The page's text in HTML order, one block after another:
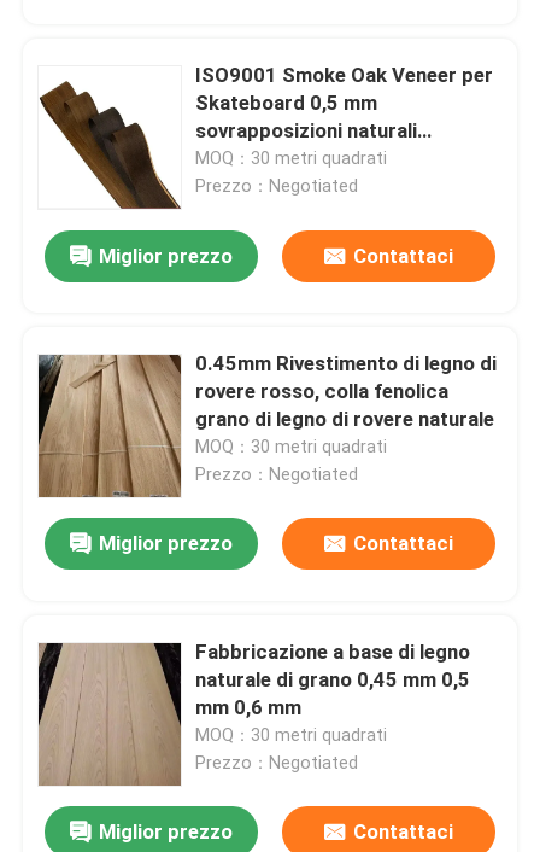
ISO9001 Smoke Oak Veneer per
Skateboard 0,5 mm
sovrapposizioni naturali
decorative
MOQ：30 metri quadrati
Prezzo：Negotiated
Miglior prezzo Contattaci
0.45mm Rivestimento di legno di
rovere rosso, colla fenolica
grano di legno di rovere naturale
MOQ：30 metri quadrati
Prezzo：Negotiated
Miglior prezzo Contattaci
Fabbricazione a base di legno
naturale di grano 0,45 mm 0,5
mm 0,6 mm
MOQ：30 metri quadrati
Prezzo：Negotiated
Miglior prezzo Contattaci